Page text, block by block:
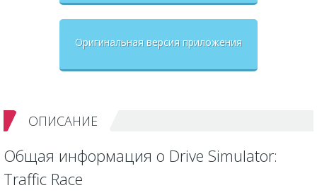
Оригинальная версия приложения
ОПИСАНИЕ
Общая информация о Drive Simulator:
Traffic Race